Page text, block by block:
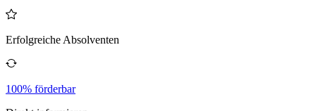
Erfolgreiche Absolventen
100% förderbar